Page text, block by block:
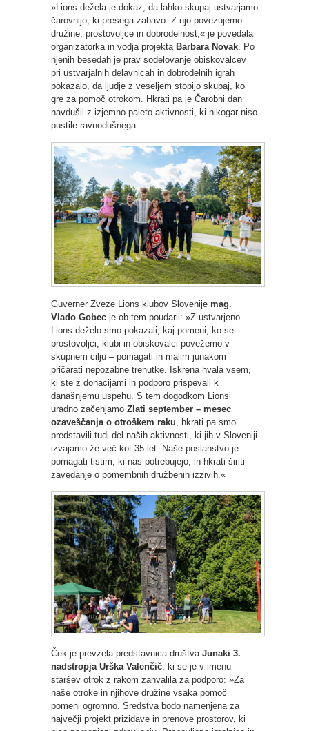
»Lions dežela je dokaz, da lahko skupaj ustvarjamo
čarovnijo, ki presega zabavo. Z njo povezujemo
družine, prostovoljce in dobrodelnost,« je povedala
organizatorka in vodja projekta Barbara Novak . Po
njenih besedah je prav sodelovanje obiskovalcev
pri ustvarjalnih delavnicah in dobrodelnih igrah
pokazalo, da ljudje z veseljem stopijo skupaj, ko
gre za pomoč otrokom. Hkrati pa je Čarobni dan
navdušil z izjemno paleto aktivnosti, ki nikogar niso
pustile ravnodušnega.
Guverner Zveze Lions klubov Slovenije mag.
Vlado Gobec je ob tem poudaril: »Z ustvarjeno
Lions deželo smo pokazali, kaj pomeni, ko se
prostovoljci, klubi in obiskovalci povežemo v
skupnem cilju – pomagati in malim junakom
pričarati nepozabne trenutke. Iskrena hvala vsem,
ki ste z donacijami in podporo prispevali k
današnjemu uspehu. S tem dogodkom Lionsi
uradno začenjamo Zlati september – mesec
ozaveščanja o otroškem raku , hkrati pa smo
predstavili tudi del naših aktivnosti, ki jih v Sloveniji
izvajamo že več kot 35 let. Naše poslanstvo je
pomagati tistim, ki nas potrebujejo, in hkrati širiti
zavedanje o pomembnih družbenih izzivih.«
Ček je prevzela predstavnica društva Junaki 3.
nadstropja Urška Valenčič , ki se je v imenu
staršev otrok z rakom zahvalila za podporo: »Za
naše otroke in njihove družine vsaka pomoč
pomeni ogromno. Sredstva bodo namenjena za
največji projekt prizidave in prenove prostorov, ki